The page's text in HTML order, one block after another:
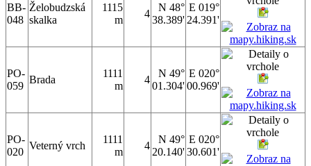
BB-
048
Želobudzská
skalka
1115
m
4
N 48°
38.389'
E 019°
24.391'
PO-
059
Brada
1111
m
4
N 49°
01.304'
E 020°
00.969'
PO-
020
Veterný vrch
1111
m
4
N 49°
20.140'
E 020°
30.601'